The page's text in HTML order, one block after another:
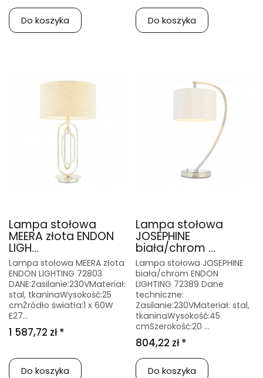
Do koszyka Do koszyka
Lampa stołowa
MEERA złota ENDON
LIGH...
Lampa stołowa MEERA złota
ENDON LIGHTING 72803
DANE:Zasilanie:230VMateriał:
stal, tkaninaWysokość:25
cmŹródło światła:1 x 60W
E27...
1 587,72 zł *
Do koszyka
Lampa stołowa
JOSEPHINE
biała/chrom ...
Lampa stołowa JOSEPHINE
biała/chrom ENDON
LIGHTING 72389 Dane
techniczne:
Zasilanie:230VMateriał: stal,
tkaninaWysokość:45
cmSzerokość:20 ...
804,22 zł *
Do koszyka